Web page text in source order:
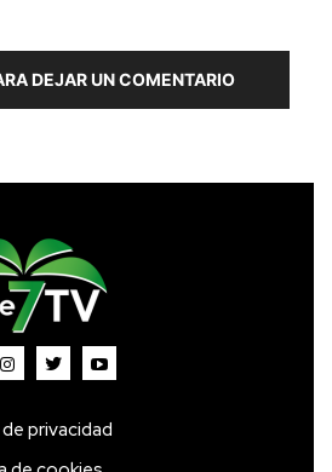
DEJAR UN COMENTARIO
privacidad